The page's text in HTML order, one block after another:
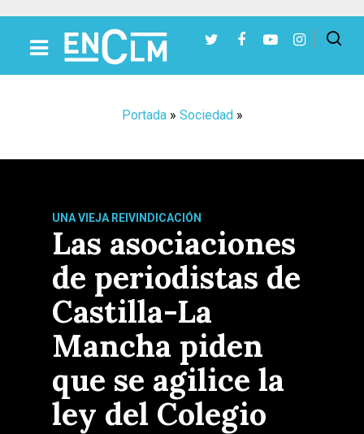
Portada» Sociedad»
UNA VIEJA REIVINDICACIÓN
Las asociaciones
de periodistas de
Castilla-La
Mancha piden
que se agilice la
ley del Colegio